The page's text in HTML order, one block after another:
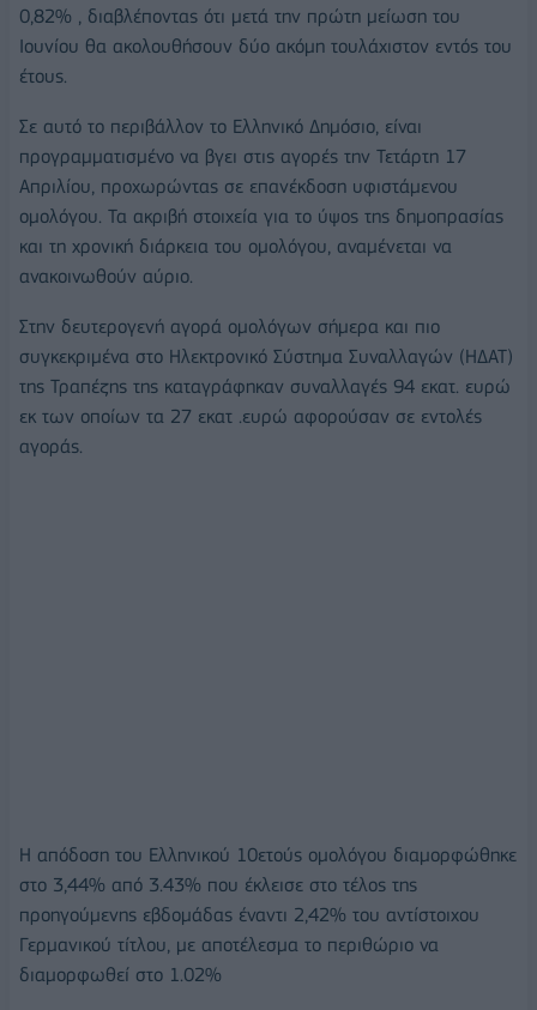
0,82% , διαβλέποντας ότι μετά την πρώτη μείωση του
Ιουνίου θα ακολουθήσουν δύο ακόμη τουλάχιστον εντός του
έτους.
Σε αυτό το περιβάλλον το Ελληνικό Δημόσιο, είναι
προγραμματισμένο να βγει στις αγορές την Τετάρτη 17
Απριλίου, προχωρώντας σε επανέκδοση υφιστάμενου
ομολόγου. Τα ακριβή στοιχεία για το ύψος της δημοπρασίας
και τη χρονική διάρκεια του ομολόγου, αναμένεται να
ανακοινωθούν αύριο.
Στην δευτερογενή αγορά ομολόγων σήμερα και πιο
συγκεκριμένα στο Ηλεκτρονικό Σύστημα Συναλλαγών (ΗΔΑΤ)
της Τραπέζης της καταγράφηκαν συναλλαγές 94 εκατ. ευρώ
εκ των οποίων τα 27 εκατ .ευρώ αφορούσαν σε εντολές
αγοράς.
Η απόδοση του Ελληνικού 10ετούς ομολόγου διαμορφώθηκε
στο 3,44% από 3.43% που έκλεισε στο τέλος της
προηγούμενης εβδομάδας έναντι 2,42% του αντίστοιχου
Γερμανικού τίτλου, με αποτέλεσμα το περιθώριο να
διαμορφωθεί στο 1.02%